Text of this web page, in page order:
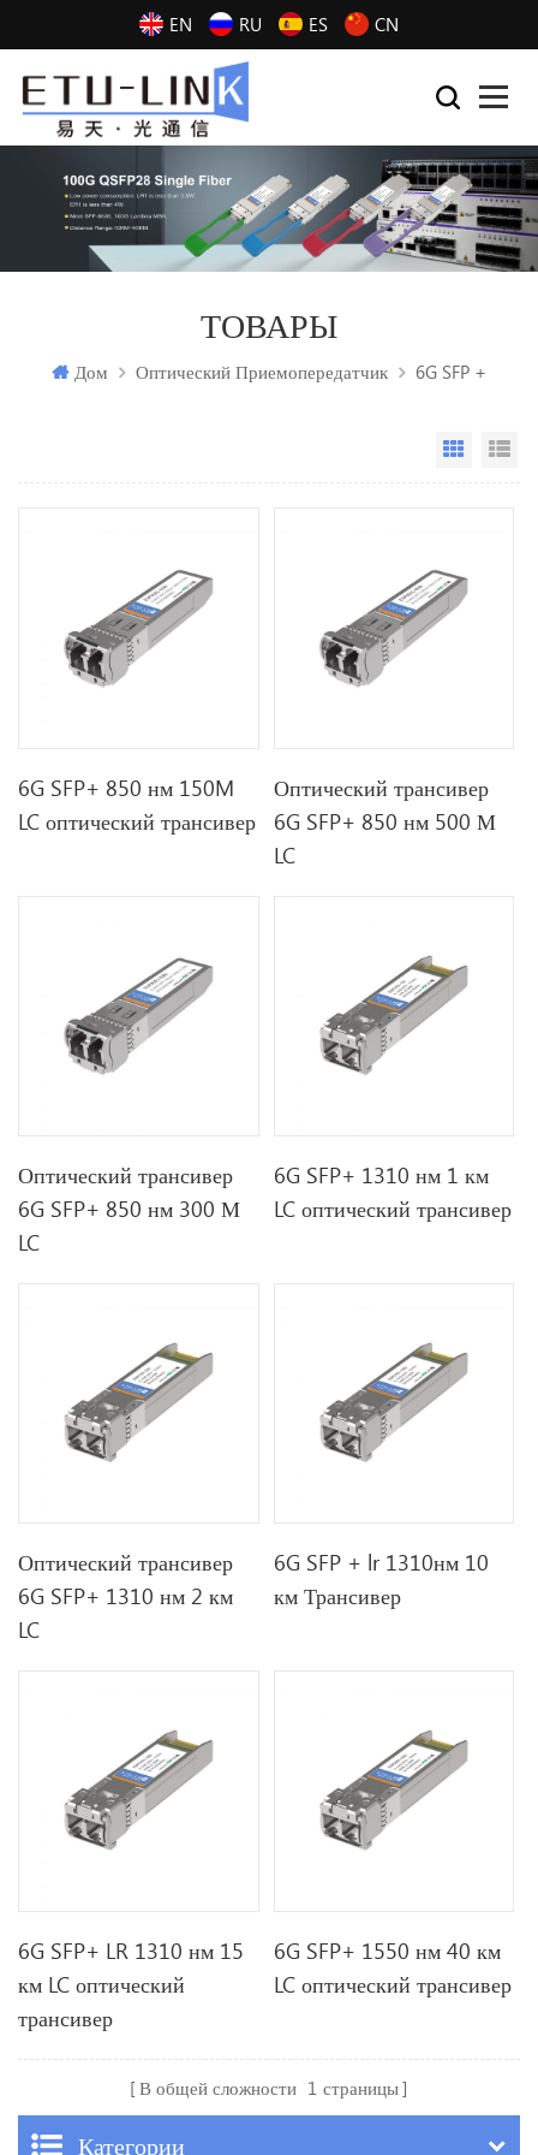
EN RU ES CN
ТОВАРЫ
Дом Оптический Приемопередатчик 6G SFP +
Grid
6G SFP+ 850 нм 150M
LC оптический трансивер
Оптический трансивер
6G SFP+ 850 нм 500 М
LC
Оптический трансивер
6G SFP+ 850 нм 300 М
LC
6G SFP+ 1310 нм 1 км
LC оптический трансивер
Оптический трансивер
6G SFP+ 1310 нм 2 км
LC
6G SFP + lr 1310нм 10
км Трансивер
6G SFP+ LR 1310 нм 15
км LC оптический
трансивер
6G SFP+ 1550 нм 40 км
LC оптический трансивер
В общей сложности 1 страницы
Категории